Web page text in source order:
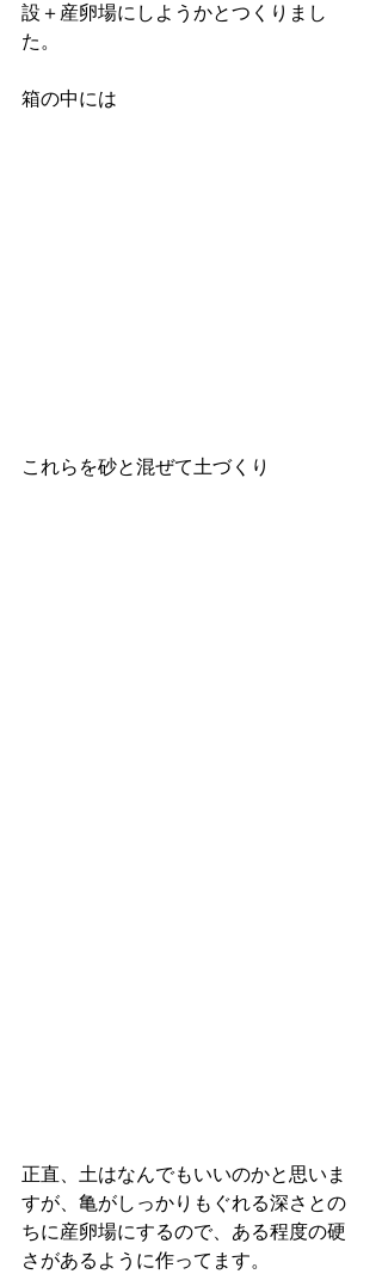
設＋産卵場にしようかとつくりまし
た。
箱の中には
これらを砂と混ぜて土づくり
正直、土はなんでもいいのかと思いま
すが、亀がしっかりもぐれる深さとの
ちに産卵場にするので、ある程度の硬
さがあるように作ってます。